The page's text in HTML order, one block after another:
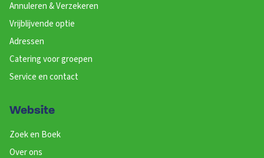
Annuleren & Verzekeren
Vrijblijvende optie
Adressen
Catering voor groepen
Service en contact
Website
Zoek en Boek
Over ons